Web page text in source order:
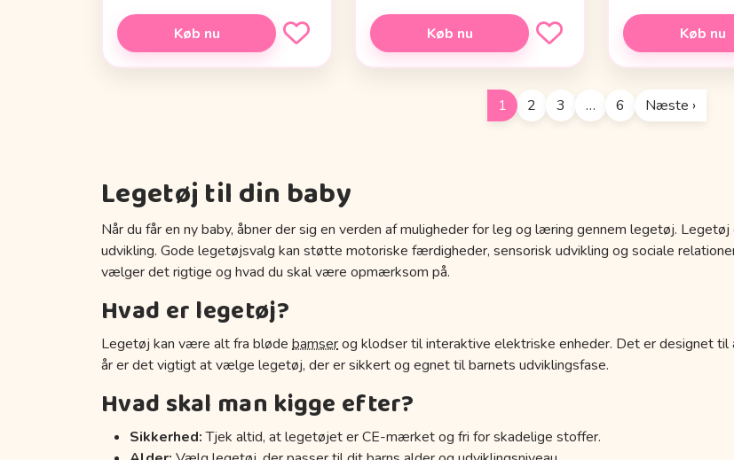
Køb nu Køb nu Køb nu
1 2 3 … 6 Næste ›
Legetøj til din baby
Når du får en ny baby, åbner der sig en verden af muligheder for leg og læring gennem legetøj.
udvikling. Gode legetøjsvalg kan støtte motoriske færdigheder, sensorisk udvikling og sociale
vælger det rigtige og hvad du skal være opmærksom på.
Hvad er legetøj?
Legetøj kan være alt fra bløde bamserog klodser til interaktive elektriske enheder. Det er designet
år er det vigtigt at vælge legetøj, der er sikkert og egnet til barnets udviklingsfase.
Hvad skal man kigge efter?
Sikkerhed:Tjek altid, at legetøjet er CE-mærket og fri for skadelige stoffer.